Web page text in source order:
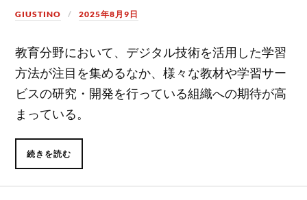
GIUSTINO 2025年8月9日
教育分野において、デジタル技術を活用した学習
方法が注目を集めるなか、様々な教材や学習サー
ビスの研究・開発を行っている組織への期待が高
まっている。
続きを読む